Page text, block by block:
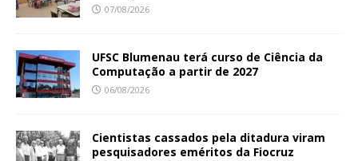
07/08/2026
UFSC Blumenau terá curso de Ciência da
Computação a partir de 2027
06/08/2026
Cientistas cassados pela ditadura viram
pesquisadores eméritos da Fiocruz